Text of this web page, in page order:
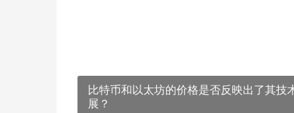
比特币和以太坊的价格是否反映出了其技
展？